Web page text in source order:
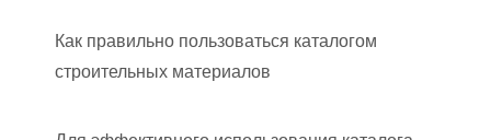
Как правильно пользоваться каталогом
строительных материалов